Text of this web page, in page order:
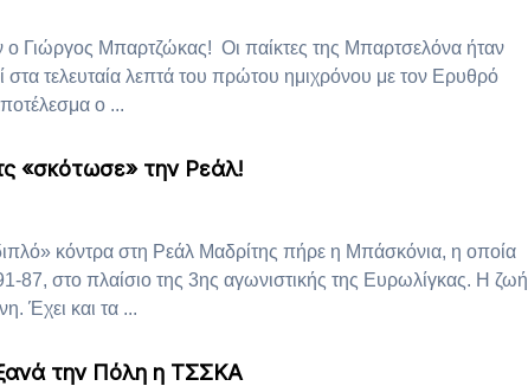
Γιώργος Μπαρτζώκας! Οι παίκτες της Μπαρτσελόνα ήταν
τελευταία λεπτά του πρώτου ημιχρόνου με τον Ερυθρό
ο ...
«σκότωσε» την Ρεάλ!
κόντρα στη Ρεάλ Μαδρίτης πήρε η Μπάσκόνια, η οποία
87, στο πλαίσιο της 3ης αγωνιστικής της Ευρωλίγκας. Η ζωή
Έχει και τα ...
την Πόλη η ΤΣΣΚΑ